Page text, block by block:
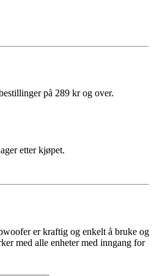
på 289 kr og over.
etter kjøpet.
er kraftig og enkelt å bruke og
med alle enheter med inngang for